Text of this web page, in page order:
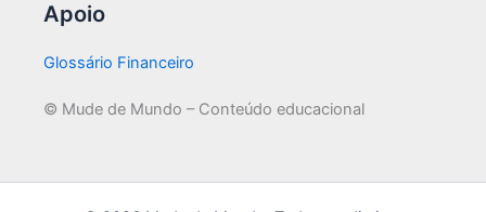
Apoio
Glossário Financeiro
© Mude de Mundo – Conteúdo educacional